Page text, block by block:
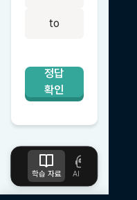
to
정답
확인
학습 자료 AI 튜터